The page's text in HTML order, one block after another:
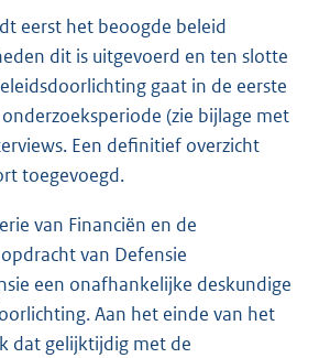
eerst het beoogde beleid
dit is uitgevoerd en ten slotte
gaat in de eerste
(zie bijlage met
Een definitief overzicht
toegevoegd.
van Financiën en de
van Defensie
een onafhankelijke deskundige
Aan het einde van het
dat gelijktijdig met de